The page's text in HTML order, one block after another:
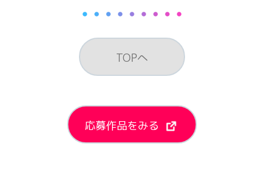
TOPへ
応募作品をみる